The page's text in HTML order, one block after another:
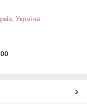
Україна